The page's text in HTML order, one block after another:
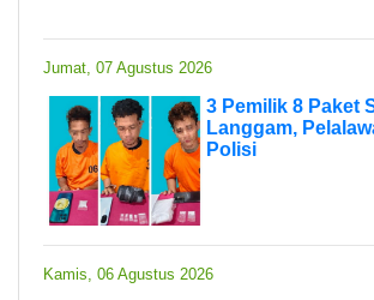
Jumat, 07 Agustus 2026
3 Pemilik 8 Paket
Langgam,
Polisi
Kamis, 06 Agustus 2026